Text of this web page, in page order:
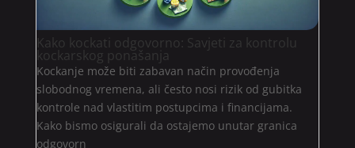
Kako kockati odgovorno: Savjeti za kontrolu
kockarskog ponašanja
Kockanje može biti zabavan način provođenja
slobodnog vremena, ali često nosi rizik od gubitka
kontrole nad vlastitim postupcima i financijama.
Kako bismo osigurali da ostajemo unutar granica
odgovorn